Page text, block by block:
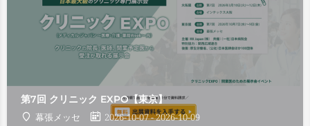
第7回 クリニック EXPO【東京】
幕張メッセ
2026-10-07 - 2026-10-09